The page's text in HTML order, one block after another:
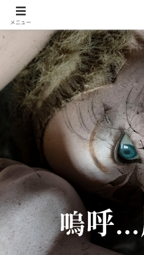
メニュー